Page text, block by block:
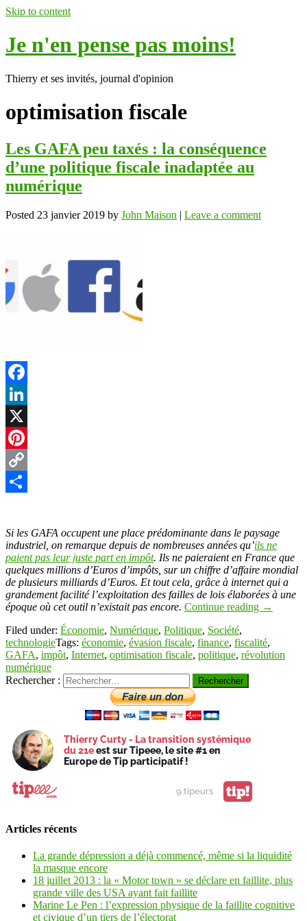
Skip to content
Je n'en pense pas moins!
Thierry et ses invités, journal d'opinion
optimisation fiscale
Les GAFA peu taxés : la conséquence
d’une politique fiscale inadaptée au
numérique
Posted 23 janvier 2019 by John Maison | Leave a comment
Facebook
LinkedIn
X
Pinterest
Copy
Si les GAFA occupent une place prédominante dans le paysage
industriel, on remarque depuis de nombreuses années qu’ils ne
paient pas leur juste part en impôt. Ils ne paieraient en France que
quelques millions d’Euros d’impôts, sur un chiffre d’affaire mondial
de plusieurs milliards d’Euros. Et tout cela, grâce à internet qui a
grandement facilité l’exploitation des failles de lois élaborées à une
époque où cet outil n’existait pas encore. Continue reading →
Filed under: Économie, Numérique, Politique, Société,
technologieTags: économie, évasion fiscale, finance, fiscalité,
GAFA, impôt, Internet, optimisation fiscale, politique, révolution
numérique
Rechercher :
Thierry Curty - La transition systémique
du 21eest sur Tipeee, le site #1 en
Europe de Tip participatif !
9 tipeurs tip!
Articles récents
La grande dépression a déjà commencé, même si la liquidité
la masque encore
18 juillet 2013 : la « Motor town » se déclare en faillite, plus
grande ville des USA ayant fait faillite
Marine Le Pen : l’expression physique de la faillite cognitive
et civique d’un tiers de l’électorat